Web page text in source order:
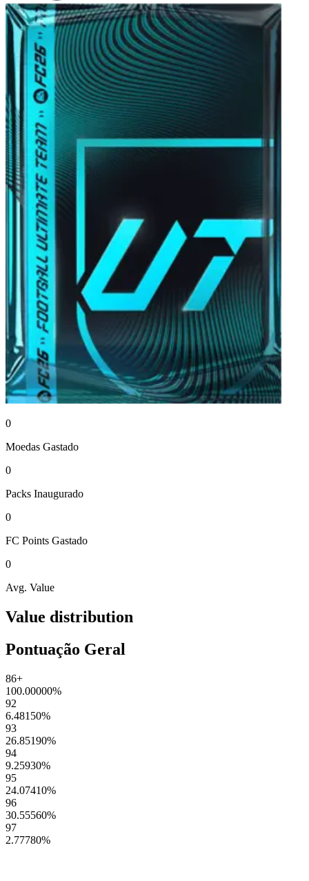
0
Moedas Gastado
0
Packs Inaugurado
0
FC Points Gastado
0
Avg. Value
Value distribution
Pontuação Geral
86+
100.00000%
92
6.48150%
93
26.85190%
94
9.25930%
95
24.07410%
96
30.55560%
97
2.77780%